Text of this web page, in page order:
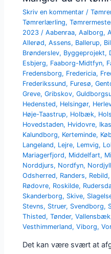
Skriv en kommentar /
Tømrerlærling,
2023/Aabenraa,Aalborg,
Allerød,Assens, Ballerup,
Brønderslev, Byggeprojekt,
Esbjerg, Faaborg-Midtfyn,
Fredensborg, Fredericia,
Frederikssund, Furesø,
Greve,Gribskov,
Hedensted, Helsingør,
Høje-Taastrup, Holbæk,
Hovedstaden, Hvidovre,
Kalundborg, Kerteminde,
Langeland, Lejre, Lemvig,
Mariagerfjord, Middelfart,
Norddjurs, Nordfyn,
Odsherred, Randers, Rebild,
Rødovre, Roskilde,
Skanderborg, Skive,
Stevns, Struer, Svendborg,
Thisted,Tønder,Vallensbæk
Vesthimmerland,Viborg,
Det kan være svært at